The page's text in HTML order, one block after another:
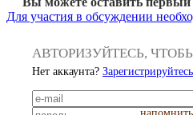
Для участия в обсуждении
АВТОРИЗУЙТЕСЬ,
Нет аккаунта? Зарегистрируйтесь